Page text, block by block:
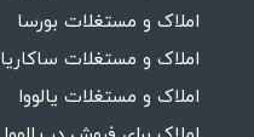
املاک و مستغلات بورسا
املاک و مستغلات ساکاریا
املاک و مستغلات یالووا